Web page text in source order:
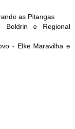
as Pitangas
Boldrin e Regional
- Elke Maravilha e